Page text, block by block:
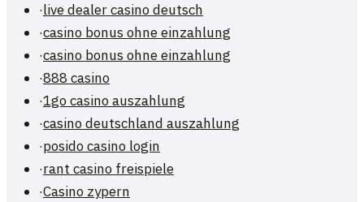
·live dealer casino deutsch
·casino bonus ohne einzahlung
·casino bonus ohne einzahlung
·888 casino
·1go casino auszahlung
·casino deutschland auszahlung
·posido casino login
·rant casino freispiele
·Casino zypern